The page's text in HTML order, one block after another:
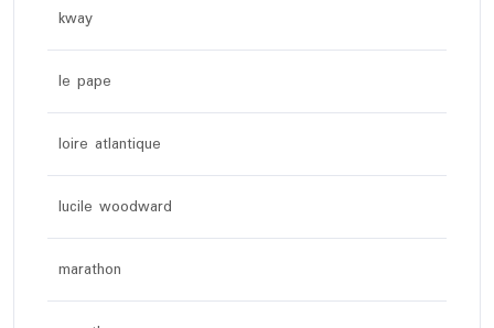
kway
le pape
loire atlantique
lucile woodward
marathon